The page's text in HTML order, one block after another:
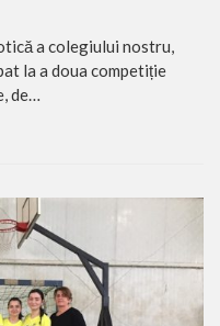
a colegiului nostru,
la a doua competiție
de…